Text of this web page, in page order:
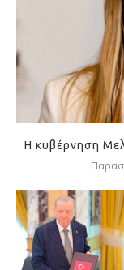
Η κυβέρνηση